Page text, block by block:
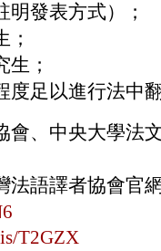
發表方式）；
生；
度足以進行法中
會、中央大學法
法語譯者協會官
T2GZX